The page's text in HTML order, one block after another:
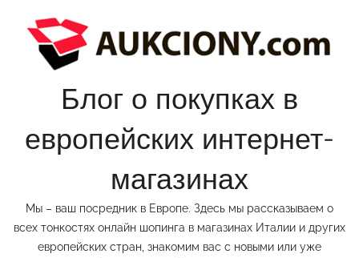
содержимому
Блог о покупках в
европейских интернет-
магазинах
Мы – ваш посредник в Европе. Здесь мы рассказываем о
всех тонкостях онлайн шопинга в магазинах Италии и других
европейских стран, знакомим вас с новыми или уже